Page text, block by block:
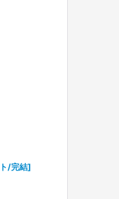
/完結]